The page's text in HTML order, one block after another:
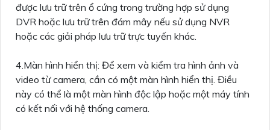
được lưu trữ trên ổ cứng trong trường hợp sử dụng
DVR hoặc lưu trữ trên đám mây nếu sử dụng NVR
hoặc các giải pháp lưu trữ trực tuyến khác.
4.Màn hình hiển thị: Để xem và kiểm tra hình ảnh và
video từ camera, cần có một màn hình hiển thị. Điều
này có thể là một màn hình độc lập hoặc một máy tính
có kết nối với hệ thống camera.